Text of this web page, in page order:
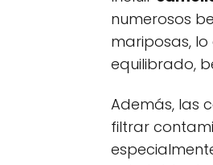
numerosos
mariposas,
equilibrado,
Además, las
filtrar